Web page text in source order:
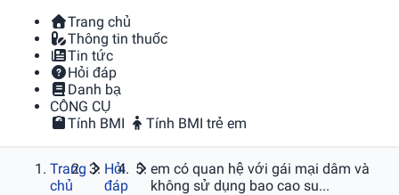
Trang chủ
Thông tin thuốc
Tin tức
Hỏi đáp
Danh bạ
CÔNG CỤ
Tính BMI
Tính BMI trẻ em
Trang
chủ
Hỏi
đáp
em có quan hệ với gái mại dâm và
không sử dụng bao cao su...